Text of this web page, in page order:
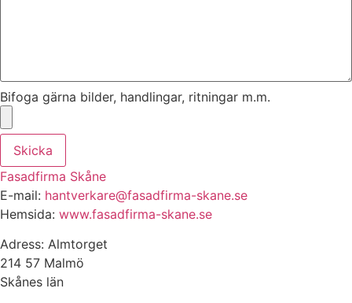
Bifoga gärna bilder, handlingar, ritningar m.m.
Skicka
Fasadfirma Skåne
E-mail: hantverkare@fasadfirma-skane.se
Hemsida: www.fasadfirma-skane.se
Adress: Almtorget
214 57 Malmö
Skånes län